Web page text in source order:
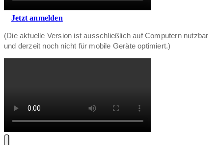
Jetzt anmelden
(Die aktuelle Version ist ausschließlich auf Computern nutzbar
und derzeit noch nicht für mobile Geräte optimiert.)